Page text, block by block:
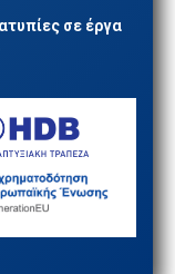
σε έργα